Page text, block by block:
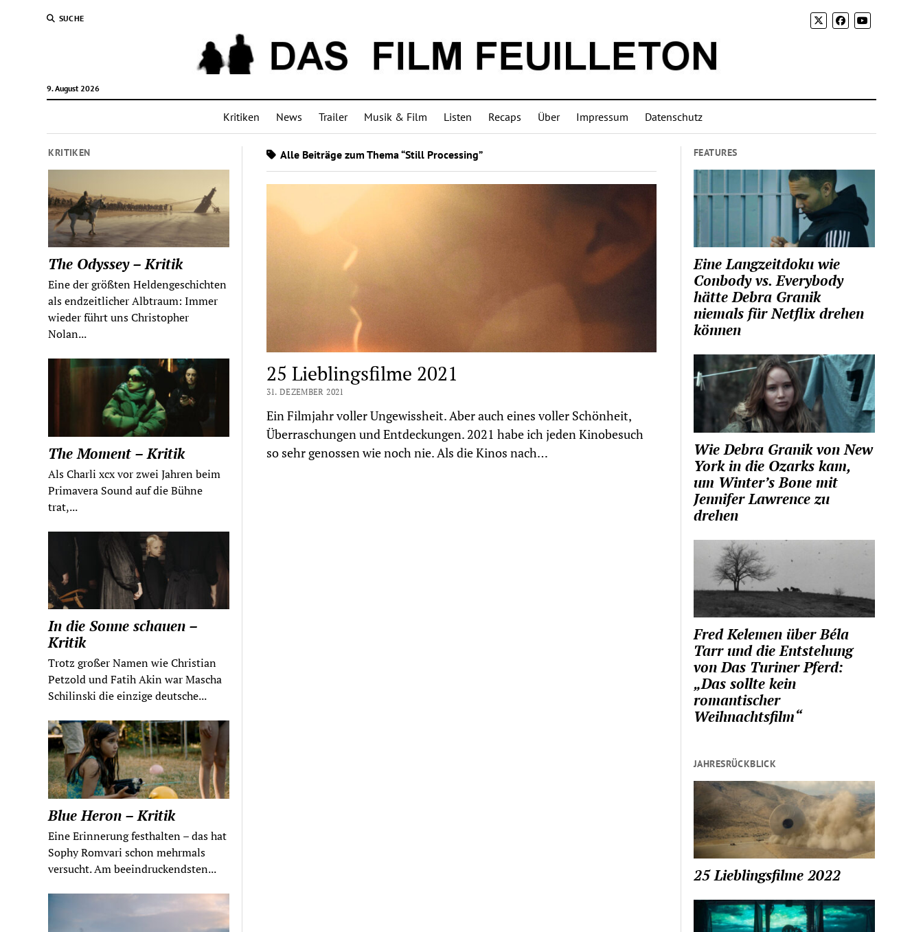
SUCHE
9. August 2026
Kritiken News Trailer Musik & Film Listen Recaps Über Impressum Datenschutz
KRITIKEN
The Odyssey – Kritik
Eine der größten Heldengeschichten
als endzeitlicher Albtraum: Immer
wieder führt uns Christopher
Nolan...
The Moment – Kritik
Als Charli xcx vor zwei Jahren beim
Primavera Sound auf die Bühne
trat,...
In die Sonne schauen –
Kritik
Trotz großer Namen wie Christian
Petzold und Fatih Akin war Mascha
Schilinski die einzige deutsche...
Blue Heron – Kritik
Eine Erinnerung festhalten – das hat
Sophy Romvari schon mehrmals
versucht. Am beeindruckendsten...
Alle Beiträge zum Thema “Still Processing”
25 Lieblingsfilme 2021
31. DEZEMBER 2021
Ein Filmjahr voller Ungewissheit. Aber auch eines voller Schönheit,
Überraschungen und Entdeckungen. 2021 habe ich jeden Kinobesuch
so sehr genossen wie noch nie. Als die Kinos nach…
FEATURES
Eine Langzeitdoku wie
Conbody vs. Everybody
hätte Debra Granik
niemals für Netflix drehen
können
Wie Debra Granik von New
York in die Ozarks kam,
um Winter’s Bone mit
Jennifer Lawrence zu
drehen
Fred Kelemen über Béla
Tarr und die Entstehung
von Das Turiner Pferd:
„Das sollte kein
romantischer
Weihnachtsfilm“
JAHRESRÜCKBLICK
25 Lieblingsfilme 2022